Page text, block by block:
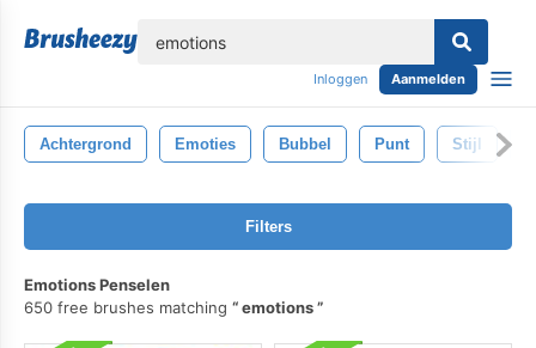
Inloggen Aanmelden
Achtergrond Emoties Bubbel Punt Stijl
Filters
Emotions Penselen
650 free brushes matching
emotions